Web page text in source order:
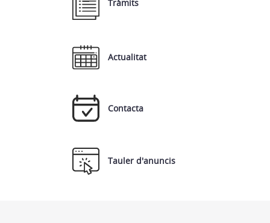
Tràmits
Actualitat
Contacta
Tauler d'anuncis